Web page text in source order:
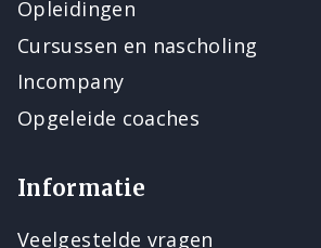
Opleidingen
Cursussen en nascholing
Incompany
Opgeleide coaches
Informatie
Veelgestelde vragen